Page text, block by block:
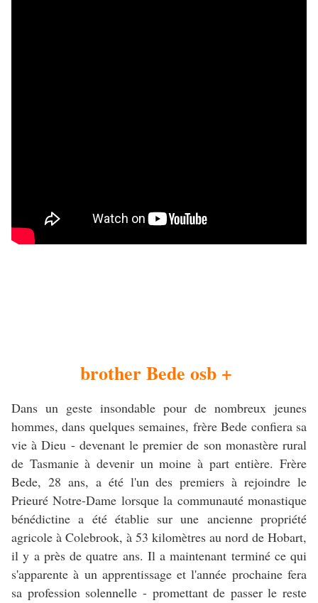
brother Bede osb +
Dans un geste insondable pour de nombreux jeunes
hommes, dans quelques semaines, frère Bede confiera sa
vie à Dieu - devenant le premier de son monastère rural
de Tasmanie à devenir un moine à part entière. Frère
Bede, 28 ans, a été l'un des premiers à rejoindre le
Prieuré Notre-Dame lorsque la communauté monastique
bénédictine a été établie sur une ancienne propriété
agricole à Colebrook, à 53 kilomètres au nord de Hobart,
il y a près de quatre ans. Il a maintenant terminé ce qui
s'apparente à un apprentissage et l'année prochaine fera
sa profession solennelle - promettant de passer le reste